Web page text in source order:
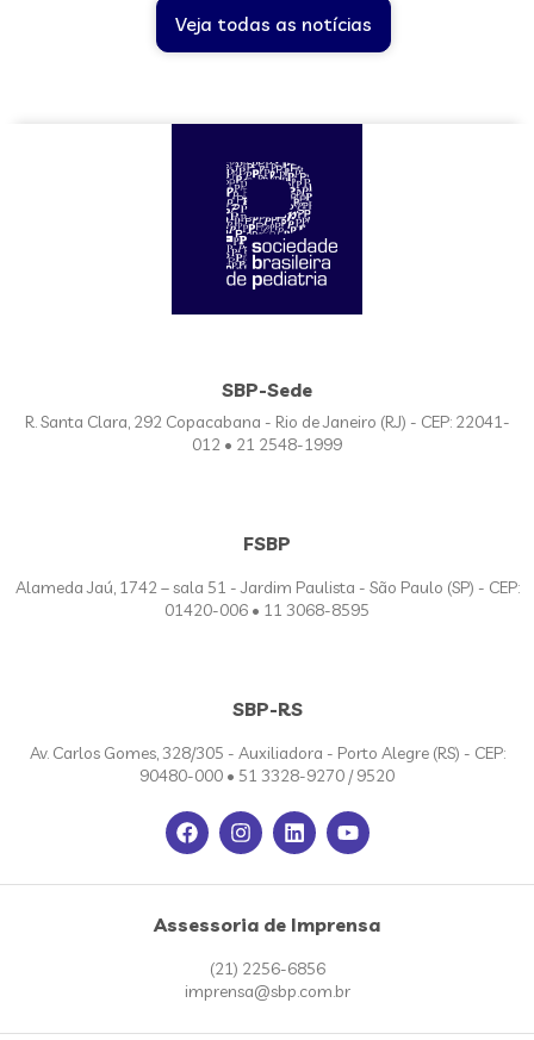
Veja todas as notícias
SBP-Sede
R. Santa Clara, 292 Copacabana - Rio de Janeiro (RJ) - CEP: 22041-
012 • 21 2548-1999
FSBP
Alameda Jaú, 1742 – sala 51 - Jardim Paulista - São Paulo (SP) - CEP:
01420-006 • 11 3068-8595
SBP-RS
Av. Carlos Gomes, 328/305 - Auxiliadora - Porto Alegre (RS) - CEP:
90480-000 • 51 3328-9270 / 9520
Assessoria de Imprensa
(21) 2256-6856
imprensa@sbp.com.br